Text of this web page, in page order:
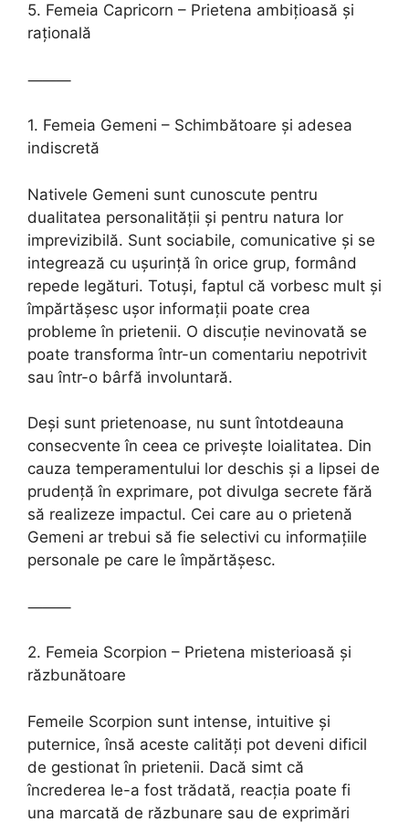
5. Femeia Capricorn – Prietena ambițioasă și
rațională
⸻
1. Femeia Gemeni – Schimbătoare și adesea
indiscretă
Nativele Gemeni sunt cunoscute pentru
dualitatea personalității și pentru natura lor
imprevizibilă. Sunt sociabile, comunicative și se
integrează cu ușurință în orice grup, formând
repede legături. Totuși, faptul că vorbesc mult și
împărtășesc ușor informații poate crea
probleme în prietenii. O discuție nevinovată se
poate transforma într-un comentariu nepotrivit
sau într-o bârfă involuntară.
Deși sunt prietenoase, nu sunt întotdeauna
consecvente în ceea ce privește loialitatea. Din
cauza temperamentului lor deschis și a lipsei de
prudență în exprimare, pot divulga secrete fără
să realizeze impactul. Cei care au o prietenă
Gemeni ar trebui să fie selectivi cu informațiile
personale pe care le împărtășesc.
⸻
2. Femeia Scorpion – Prietena misterioasă și
răzbunătoare
Femeile Scorpion sunt intense, intuitive și
puternice, însă aceste calități pot deveni dificil
de gestionat în prietenii. Dacă simt că
încrederea le-a fost trădată, reacția poate fi
una marcată de răzbunare sau de exprimări